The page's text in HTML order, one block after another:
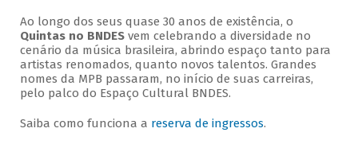
Ao longo dos seus quase 30 anos de existência, o
Quintas no BNDESvem celebrando a diversidade no
cenário da música brasileira, abrindo espaço tanto para
artistas renomados, quanto novos talentos. Grandes
nomes da MPB passaram, no início de suas carreiras,
pelo palco do Espaço Cultural BNDES.
Saiba como funciona a reserva de ingressos.